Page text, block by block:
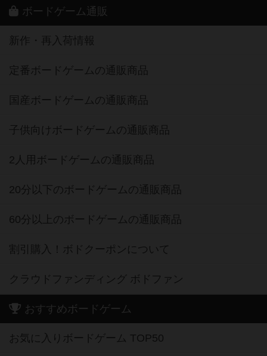
ボードゲーム通販
新作・再入荷情報
定番ボードゲームの通販商品
国産ボードゲームの通販商品
子供向けボードゲームの通販商品
2人用ボードゲームの通販商品
20分以下のボードゲームの通販商品
60分以上のボードゲームの通販商品
割引購入！ボドクーポンについて
クラウドファンディング ボドファン
おすすめボードゲーム
お気に入りボードゲーム TOP50